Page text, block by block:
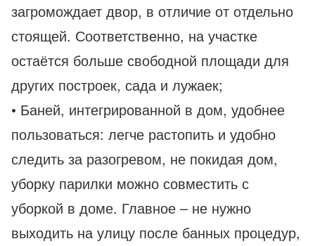
загромождает двор, в отличие от отдельно
стоящей. Соответственно, на участке
остаётся больше свободной площади для
других построек, сада и лужаек;
• Баней, интегрированной в дом, удобнее
пользоваться: легче растопить и удобно
следить за разогревом, не покидая дом,
уборку парилки можно совместить с
уборкой в доме. Главное – не нужно
выходить на улицу после банных процедур,